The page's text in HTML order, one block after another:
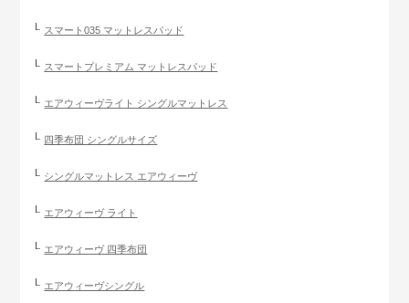
スマート035 マットレスパッド
スマートプレミアム マットレスパッド
エアウィーヴライト シングルマットレス
四季布団 シングルサイズ
シングルマットレス エアウィーヴ
エアウィーヴ ライト
エアウィーヴ 四季布団
エアウィーヴシングル